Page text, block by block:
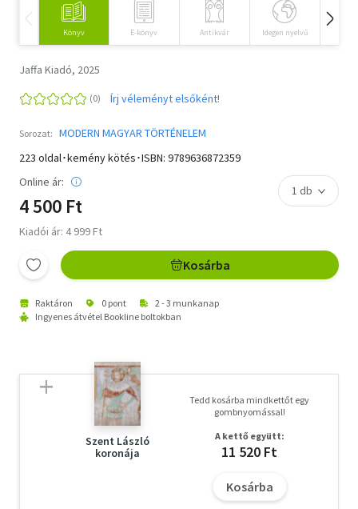
Könyv E-könyv Antikvár Idegen nyelvű
Jaffa Kiadó, 2025
Írj véleményt elsőként!
Sorozat: MODERN MAGYAR TÖRTÉNELEM
223 oldal･kemény kötés･ISBN: 9789636872359
Online ár:
4 500 Ft
Kiadói ár: 4 999 Ft
Kosárba
Raktáron 0 pont
2 - 3 munkanap
Ingyenes átvétel Bookline boltokban
Szent László
koronája
Tedd kosárba mindkettőt egy
gombnyomással!
A kettő együtt:
11 520 Ft
Kosárba